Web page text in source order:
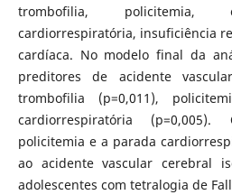
trombofilia, policitemia,
cardiorrespiratória, insuficiência
cardíaca. No modelo final da
preditores de acidente
trombofilia (p=0,011),
cardiorrespiratória (p=0,005).
policitemia e a parada
ao acidente vascular cerebral
adolescentes com tetralogia de